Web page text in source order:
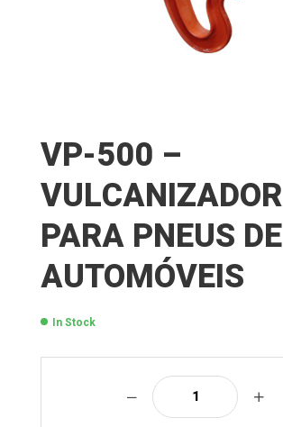
VP-500 –
VULCANIZADOR
PARA PNEUS DE
AUTOMÓVEIS
In Stock